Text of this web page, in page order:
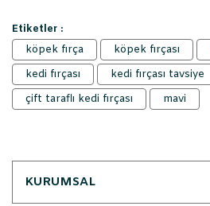
Etiketler :
köpek fırça
köpek fırçası
kedi fırçası
kedi fırçası tavsiye
çift taraflı kedi fırçası
mavi
KURUMSAL